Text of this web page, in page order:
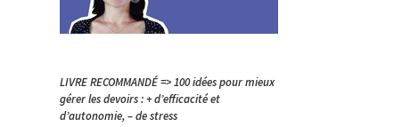
LIVRE RECOMMANDÉ => 100 idées pour mieux
gérer les devoirs : + d’efficacité et
d’autonomie, – de stress